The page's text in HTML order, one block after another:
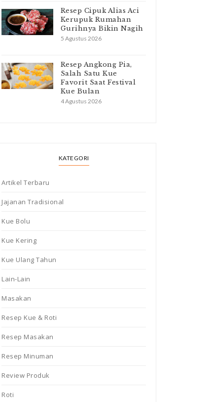
Resep Cipuk Alias Aci
Kerupuk Rumahan
Gurihnya Bikin Nagih
5 Agustus 2026
Resep Angkong Pia,
Salah Satu Kue
Favorit Saat Festival
Kue Bulan
4 Agustus 2026
KATEGORI
Artikel Terbaru
Jajanan Tradisional
Kue Bolu
Kue Kering
Kue Ulang Tahun
Lain-Lain
Masakan
Resep Kue & Roti
Resep Masakan
Resep Minuman
Review Produk
Roti